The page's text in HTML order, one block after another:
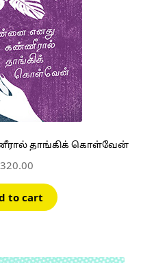
தாங்கிக் கொள்வேன்
320.00
to cart